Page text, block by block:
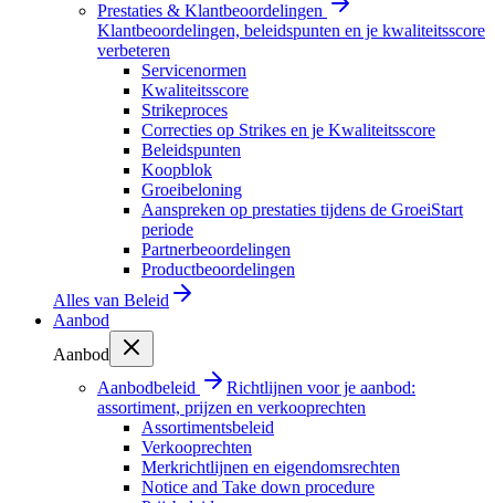
Prestaties & Klantbeoordelingen
Klantbeoordelingen, beleidspunten en je kwaliteitsscore
verbeteren
Servicenormen
Kwaliteitsscore
Strikeproces
Correcties op Strikes en je Kwaliteitsscore
Beleidspunten
Koopblok
Groeibeloning
Aanspreken op prestaties tijdens de GroeiStart
periode
Partnerbeoordelingen
Productbeoordelingen
Alles van Beleid
Aanbod
Aanbod
Aanbodbeleid
Richtlijnen voor je aanbod:
assortiment, prijzen en verkooprechten
Assortimentsbeleid
Verkooprechten
Merkrichtlijnen en eigendomsrechten
Notice and Take down procedure